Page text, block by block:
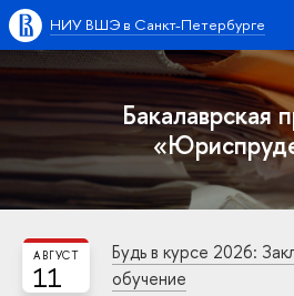
НИУ ВШЭ в Санкт-Петербурге
Бакалаврская
11
АВГУСТ
Будь в курсе 2026:
обучение